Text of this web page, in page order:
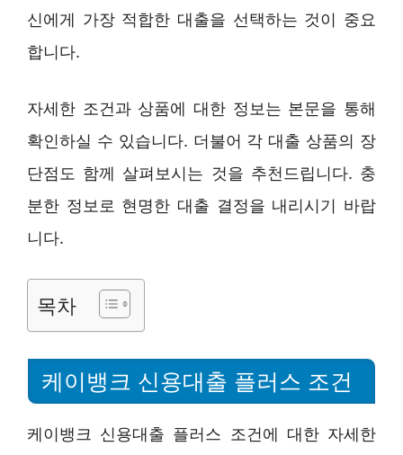
신에게 가장 적합한 대출을 선택하는 것이 중요
합니다.
자세한 조건과 상품에 대한 정보는 본문을 통해
확인하실 수 있습니다. 더불어 각 대출 상품의 장
단점도 함께 살펴보시는 것을 추천드립니다. 충
분한 정보로 현명한 대출 결정을 내리시기 바랍
니다.
목차
케이뱅크 신용대출 플러스 조건
케이뱅크 신용대출 플러스 조건에 대한 자세한